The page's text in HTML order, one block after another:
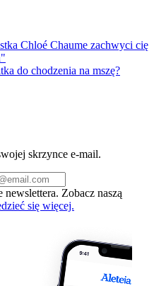
Chloé Chaume zachwyci cię
do chodzenia na mszę?
skrzynce e-mail.
Zobacz naszą
się więcej.